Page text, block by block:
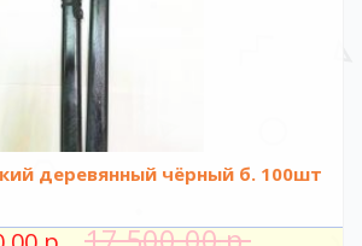
деревянный чёрный б. 100шт